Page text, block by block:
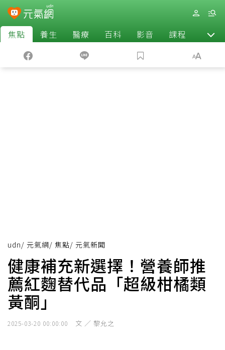
焦點 養生 醫療 百科 影音 課程 退休
udn/ 元氣網/ 焦點/ 元氣新聞
健康補充新選擇！營養師推
薦紅麴替代品「超級柑橘類
黃酮」
2025-03-20 00:00:00 文 ／ 黎允之